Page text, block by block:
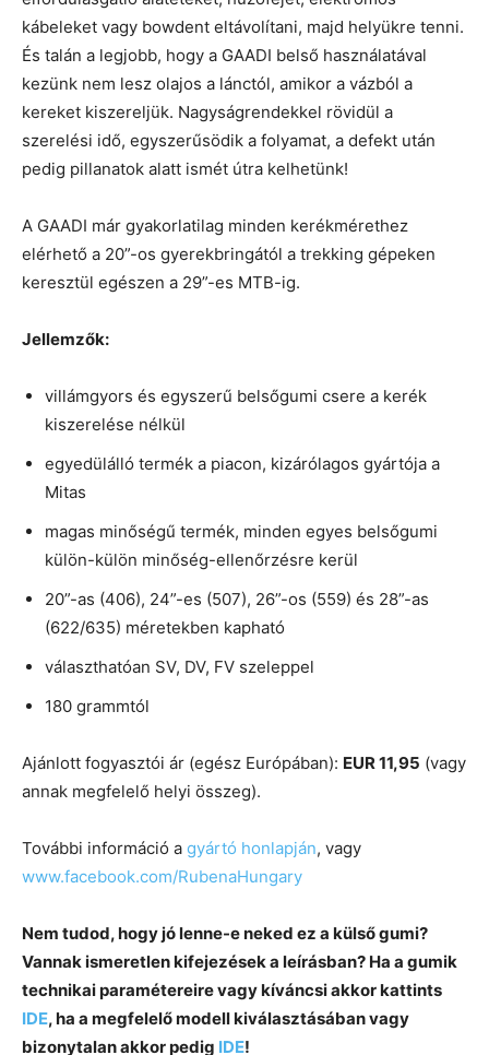
kábeleket vagy bowdent eltávolítani, majd helyükre tenni.
És talán a legjobb, hogy a GAADI belső használatával
kezünk nem lesz olajos a lánctól, amikor a vázból a
kereket kiszereljük. Nagyságrendekkel rövidül a
szerelési idő, egyszerűsödik a folyamat, a defekt után
pedig pillanatok alatt ismét útra kelhetünk!
A GAADI már gyakorlatilag minden kerékmérethez
elérhető a 20”-os gyerekbringától a trekking gépeken
keresztül egészen a 29”-es MTB-ig.
Jellemzők:
villámgyors és egyszerű belsőgumi csere a kerék
kiszerelése nélkül
egyedülálló termék a piacon, kizárólagos gyártója a
Mitas
magas minőségű termék, minden egyes belsőgumi
külön-külön minőség-ellenőrzésre kerül
20”-as (406), 24”-es (507), 26”-os (559) és 28”-as
(622/635) méretekben kapható
választhatóan SV, DV, FV szeleppel
180 grammtól
Ajánlott fogyasztói ár (egész Európában): EUR 11,95 (vagy
annak megfelelő helyi összeg).
További információ a gyártó honlapján, vagy
www.facebook.com/RubenaHungary
Nem tudod, hogy jó lenne-e neked ez a külső gumi?
Vannak ismeretlen kifejezések a leírásban? Ha a gumik
technikai paramétereire vagy kíváncsi akkor kattints
IDE, ha a megfelelő modell kiválasztásában vagy
bizonytalan akkor pedig IDE!